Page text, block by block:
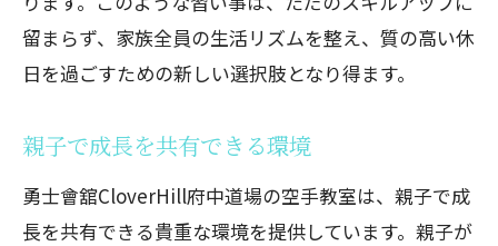
留まらず、家族全員の生活リズムを整え、質の高い休
日を過ごすための新しい選択肢となり得ます。
親子で成長を共有できる環境
勇士會舘CloverHill府中道場の空手教室は、親子で成
長を共有できる貴重な環境を提供しています。親子が